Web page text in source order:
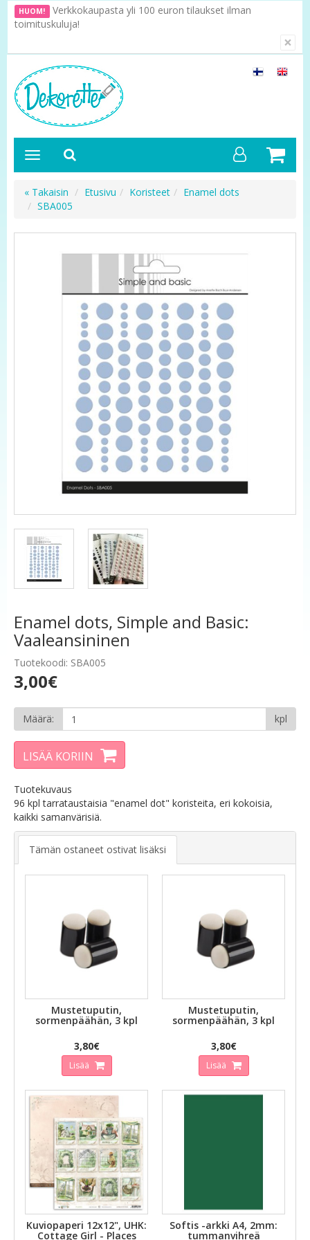
HUOM! Verkkokaupasta yli 100 euron tilaukset ilman
toimituskuluja!
×
« Takaisin Etusivu Koristeet
Enamel dots
SBA005
Enamel dots, Simple and Basic:
Vaaleansininen
Tuotekoodi: SBA005
3,00€
Määrä: kpl
LISÄÄ KORIIN
Tuotekuvaus
96 kpl tarrataustaisia "enamel dot" koristeita, eri kokoisia,
kaikki samanvärisiä.
Tämän ostaneet ostivat lisäksi
Mustetuputin,
sormenpäähän, 3 kpl
3,80€
Lisää
Mustetuputin,
sormenpäähän, 3 kpl
3,80€
Lisää
Kuviopaperi 12x12", UHK:
Cottage Girl - Places
Softis -arkki A4, 2mm:
tummanvihreä